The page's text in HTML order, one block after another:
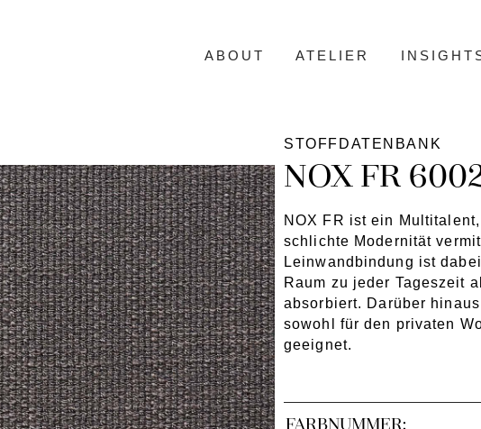
ABOUT ATELIER
STOFFDATENBANK
NOX FR
NOX FR ist ein
schlichte Modernität
Leinwandbindung ist
Raum zu jeder Tageszeit
absorbiert. Darüber
sowohl für den privaten
geeignet.
FARBNUMMER: